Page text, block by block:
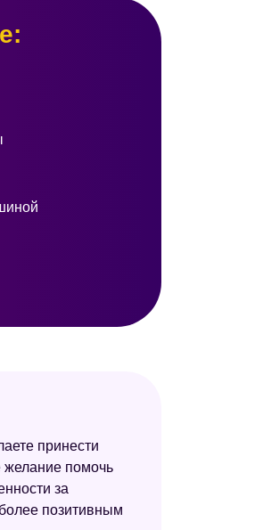
принести
желание помочь
за
позитивным